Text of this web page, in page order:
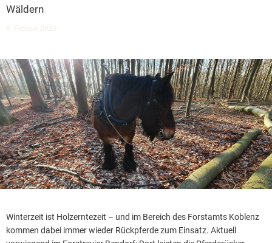
Wäldern
9. Februar 2023
Winterzeit ist Holzerntezeit – und im Bereich des Forstamts Koblenz
kommen dabei immer wieder Rückpferde zum Einsatz. Aktuell